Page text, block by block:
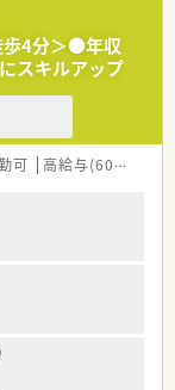
得しており、小学
別有給休暇なども
！会社全体で子育
門薬剤師(社内認定
合わせたキャリアが
わっている方もい
、ボランティア休
れています！
歩4分＞●年収
スキルアップ
可 高給与(600万円以上)